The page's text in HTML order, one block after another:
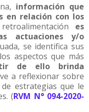
información que
en relación con los
es
actuaciones y/o
se identifica sus
aspectos que más
de ello brinda
a reflexionar sobre
estrategias que le
(RVM N° 094-2020-